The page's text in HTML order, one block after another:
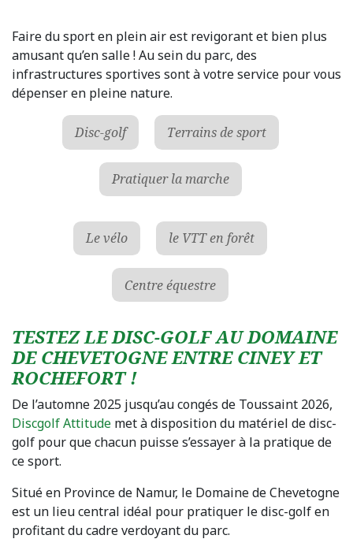
Faire du sport en plein air est revigorant et bien plus
amusant qu’en salle ! Au sein du parc, des
infrastructures sportives sont à votre service pour vous
dépenser en pleine nature.
Disc-golf Terrains de sport
Pratiquer la marche
Le vélo le VTT en forêt
Centre équestre
TESTEZ LE DISC-GOLF AU DOMAINE
DE CHEVETOGNE ENTRE CINEY ET
ROCHEFORT !
De l’automne 2025 jusqu’au congés de Toussaint 2026,
Discgolf Attitude met à disposition du matériel de disc-
golf pour que chacun puisse s’essayer à la pratique de
ce sport.
Situé en Province de Namur, le Domaine de Chevetogne
est un lieu central idéal pour pratiquer le disc-golf en
profitant du cadre verdoyant du parc.